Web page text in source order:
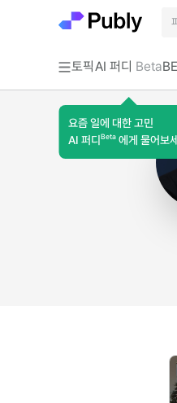
토픽AI 퍼디 Beta
요즘 일에 대한 고민
AI 퍼디 Beta 에게 물어보